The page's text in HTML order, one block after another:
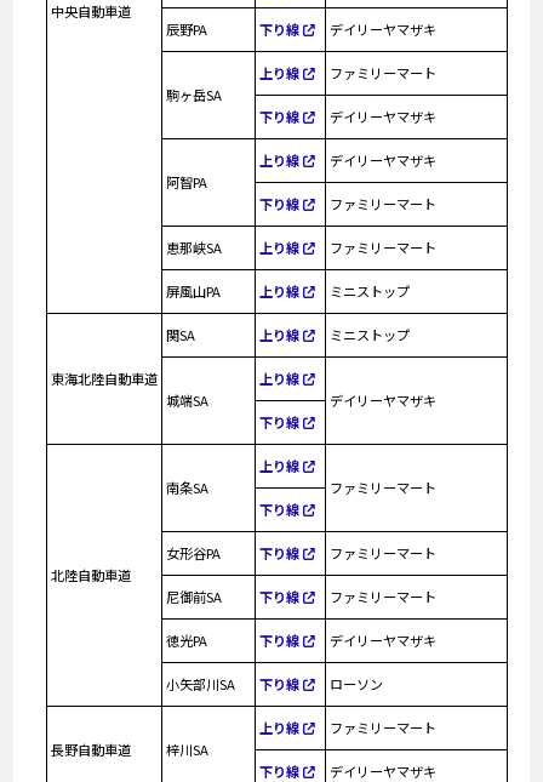
中央自動車道
辰野PA 下り線 デイリーヤマザキ
駒ヶ岳SA
上り線 ファミリーマート
下り線 デイリーヤマザキ
阿智PA
上り線 デイリーヤマザキ
下り線 ファミリーマート
恵那峡SA 上り線 ファミリーマート
屏風山PA 上り線 ミニストップ
東海北陸自動車道
関SA 上り線 ミニストップ
城端SA
上り線
デイリーヤマザキ
下り線
北陸自動車道
南条SA
上り線
ファミリーマート
下り線
女形谷PA 下り線 ファミリーマート
尼御前SA 下り線 ファミリーマート
徳光PA 下り線 デイリーヤマザキ
小矢部川SA 下り線 ローソン
長野自動車道 梓川SA
上り線 ファミリーマート
下り線 デイリーヤマザキ